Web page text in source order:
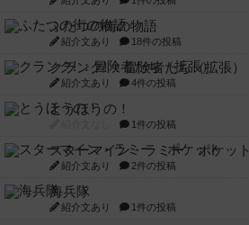
ふたつの街の物語
紹介文あり 18件の投稿
クランク! ：冒険者たち（拡張）
紹介文あり 4件の投稿
とうほうの！
1件の投稿
スターマイン・ラミー ポケット
紹介文あり 2件の投稿
海兵隊
紹介文あり 1件の投稿